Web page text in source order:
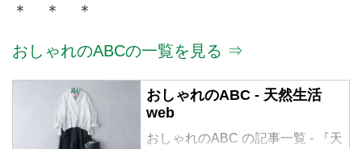
＊ ＊ ＊
おしゃれのABCの一覧を見る ⇒
おしゃれのABC - 天然生活
web
おしゃれのABC の記事一覧 - 『天